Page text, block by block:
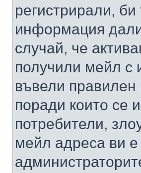
регистрирали,
информация
случай, че
получили мейл с
въвели
поради които се
потребители,
мейл адреса ви